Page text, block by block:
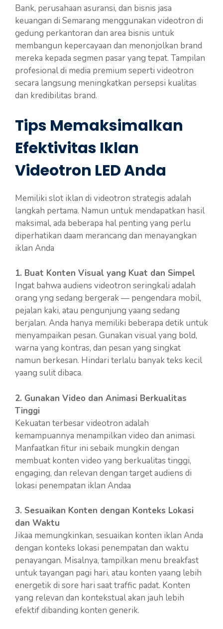
Bank, perusahaan asuransi, dan bisnis jasa
keuangan di Semarang menggunakan videotron di
gedung perkantoran dan area bisnis untuk
membangun kepercayaan dan menonjolkan brand
mereka kepada segmen pasar yang tepat. Tampilan
profesional di media premium seperti videotron
secara langsung meningkatkan persepsi kualitas
dan kredibilitas brand.
Tips Memaksimalkan
Efektivitas Iklan
Videotron LED Anda
Memiliki slot iklan di videotron strategis adalah
langkah pertama. Namun untuk mendapatkan hasil
maksimal, ada beberapa hal penting yang perlu
diperhatikan daam merancang dan menayangkan
iklan Anda
1. Buat Konten Visual yang Kuat dan Simpel
Ingat bahwa audiens videotron seringkali adalah
orang yng sedang bergerak — pengendara mobil,
pejalan kaki, atau pengunjung yaang sedang
berjalan. Anda hanya memiliki beberapa detik untuk
menyampaikan pesan. Gunakan visual yang bold,
warna yang kontras, dan pesan yang singkat
namun berkesan. Hindari terlalu banyak teks kecil
yaang sulit dibaca.
2. Gunakan Video dan Animasi Berkualitas
Tinggi
Kekuatan terbesar videotron adalah
kemampuannya menampilkan video dan animasi.
Manfaatkan fitur ini sebaik mungkin dengan
membuat konten video yang berkualitas tinggi,
engaging, dan relevan dengan target audiens di
lokasi penempatan iklan Andaa
3. Sesuaikan Konten dengan Konteks Lokasi
dan Waktu
Jikaa memungkinkan, sesuaikan konten iklan Anda
dengan konteks lokasi penempatan dan waktu
penayangan. Misalnya, tampilkan menu breakfast
untuk tayangan pagi hari, atau konten yaang lebih
energetik di sore hari saat traffic padat. Konten
yang relevan dan kontekstual akan jauh lebih
efektif dibanding konten generik.